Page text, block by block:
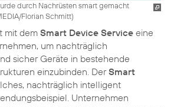
durch Nachrüsten smart gemacht
Florian Schmitt)
mit dem Smart Device Service eine
um nachträglich
sicher Geräte in bestehende
einzubinden. DerSmart
nachträglich intelligent
Unternehmen